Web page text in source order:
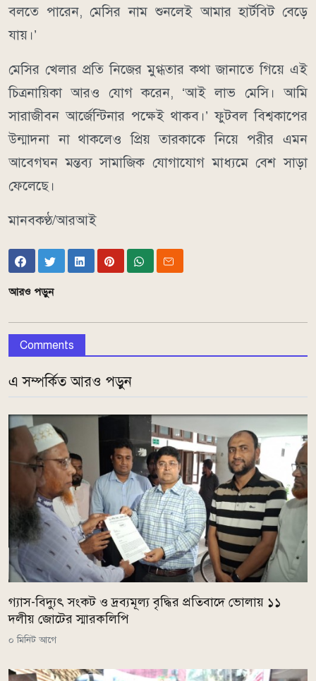
বলতে পারেন, মেসির নাম শুনলেই আমার হার্টবিট বেড়ে
যায়।’
মেসির খেলার প্রতি নিজের মুগ্ধতার কথা জানাতে গিয়ে এই
চিত্রনায়িকা আরও যোগ করেন, ‘আই লাভ মেসি। আমি
সারাজীবন আর্জেন্টিনার পক্ষেই থাকব।’ ফুটবল বিশ্বকাপের
উন্মাদনা না থাকলেও প্রিয় তারকাকে নিয়ে পরীর এমন
আবেগঘন মন্তব্য সামাজিক যোগাযোগ মাধ্যমে বেশ সাড়া
ফেলেছে।
মানবকণ্ঠ/আরআই
আরও পড়ুন
Comments
এ সম্পর্কিত আরও পড়ুন
গ্যাস-বিদ্যুৎ সংকট ও দ্রব্যমূল্য বৃদ্ধির প্রতিবাদে ভোলায় ১১
দলীয় জোটের স্মারকলিপি
০ মিনিট আগে